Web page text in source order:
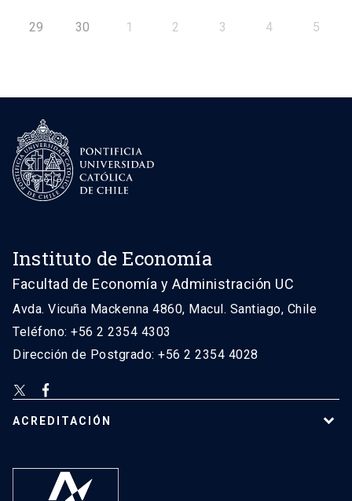
29 30 1 2 3 4 5
Instituto de Economía
Facultad de Economía y Administración UC
Avda. Vicuña Mackenna 4860, Macul. Santiago, Chile
Teléfono: +56 2 2354 4303
Dirección de Postgrado: +56 2 2354 4028
ACREDITACIÓN